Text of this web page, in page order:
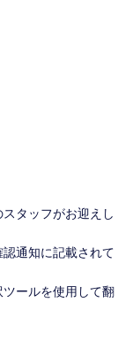
タッフがお迎えし
通知に記載されて
ールを使用して翻